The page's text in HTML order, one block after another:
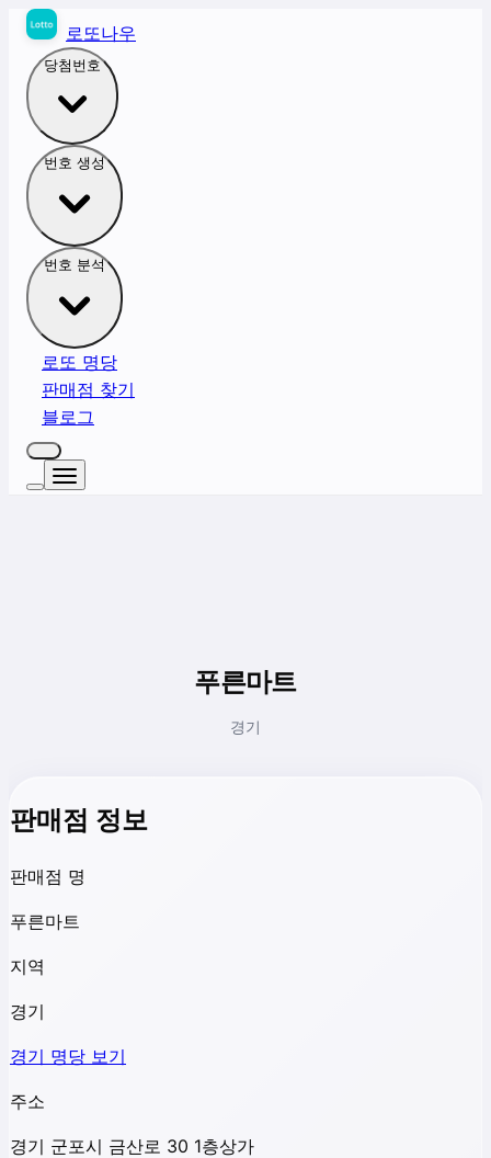
로또나우
당첨번호
번호 생성
번호 분석
로또 명당
판매점 찾기
블로그
푸른마트
경기
판매점 정보
판매점 명
푸른마트
지역
경기
경기 명당 보기
주소
경기 군포시 금산로 30 1층상가